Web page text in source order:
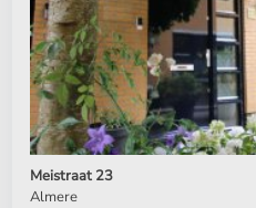
Meistraat 23
Almere